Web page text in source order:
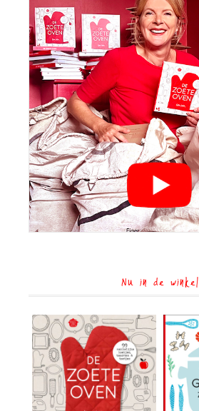
Nu in de winkel